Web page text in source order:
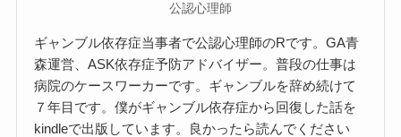
公認心理師
ギャンブル依存症当事者で公認心理師のRです。GA青
森運営、ASK依存症予防アドバイザー。普段の仕事は
病院のケースワーカーです。ギャンブルを辞め続けて
７年目です。僕がギャンブル依存症から回復した話を
kindleで出版しています。良かったら読んでください